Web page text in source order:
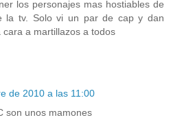
los personajes mas hostiables de
la tv. Solo vi un par de cap y dan
a martillazos a todos
de 2010 a las 11:00
son unos mamones